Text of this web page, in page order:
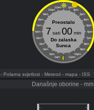
11am 1pm
10am 2pm
9am 3pm
8am 4pm
7am 5pm
6am 6pm
5am 7pm
4am 8pm
3am 9pm
2am 10pm
1am 11pm
Preostalo
7 sati 00min
Do zalaska
Sunca
- Polarna svjetlost - Meteori - mapa - ISS
Današnje oborine - mm